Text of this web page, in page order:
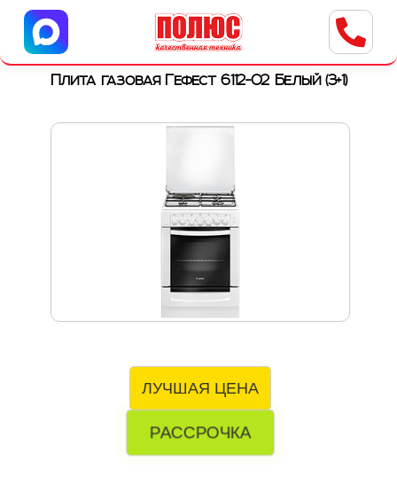
Центр бытовой техники
г. Ульяновск, ул. Пушкарева, 8a
Плита газовая Гефест 6112-02 Белый (3+1)
ЛУЧШАЯ ЦЕНА
РАССРОЧКА